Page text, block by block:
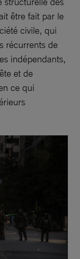
être fait par le
civile, qui
récurrents de
indépendants,
et de
ce qui